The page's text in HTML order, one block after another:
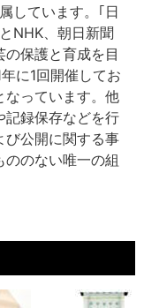
しています。｢日
NHK、朝日新聞
保護と育成を目
に1回開催してお
なっています。他
記録保存などを行
び公開に関する事
のない唯一の組